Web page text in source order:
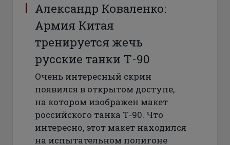
Александр Коваленко:
Армия Китая
тренируется жечь
русские танки Т-90
Очень интересный скрин
появился в открытом доступе,
на котором изображен макет
российского танка Т-90. Что
интересно, этот макет находился
на испытательном полигоне